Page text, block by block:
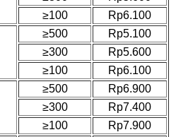
≥100
Rp6.100
≥500
Rp5.100
≥300
Rp5.600
≥100
Rp6.100
≥500
Rp6.900
≥300
Rp7.400
≥100
Rp7.900